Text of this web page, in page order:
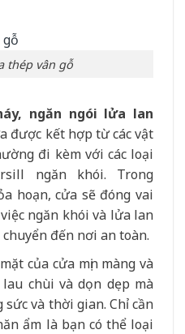
thép vân gỗ
ngăn ngói lửa lan
được kết hợp từ các vật
đi kèm với các loại
ngăn khói. Trong
hoạn, cửa sẽ đóng vai
ngăn khói và lửa lan
đến nơi an toàn.
của cửa mịn màng và
chùi và dọn dẹp mà
sức và thời gian. Chỉ cần
ẩm là bạn có thể loại